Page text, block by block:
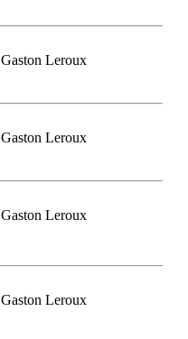
Gaston Leroux
Gaston Leroux
Gaston Leroux
Gaston Leroux